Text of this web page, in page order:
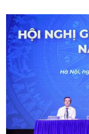
Chính trị
Tin Chính trị
Chính phủ với người dân
Quốc hội với cử tri
Xây dựng đảng
Đảng trong cuộc sống
Nhận diện sự thật
Pháp luật và đời sống